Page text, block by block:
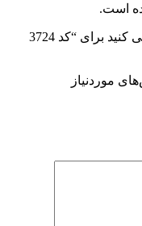
است.
اولین نفری باشید که دیدگاهی را ارسال می کنید برای “کد 3724
موردنیاز